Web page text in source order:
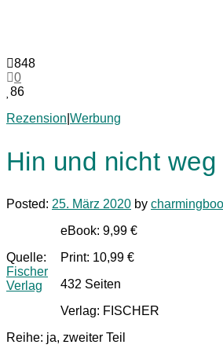
848
0
86
Rezension Werbung
Hin und nicht
Posted: 25. März 2020 by
Quelle:
Fischer
Verlag
eBook: 9,99 €
Print: 10,99 €
432 Seiten
Verlag: FISCHER
Reihe: ja, zweiter Teil